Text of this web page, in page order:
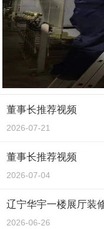
董事长推荐视频
2026-07-21
董事长推荐视频
2026-07-04
辽宁华宇一楼展厅装
2026-06-26